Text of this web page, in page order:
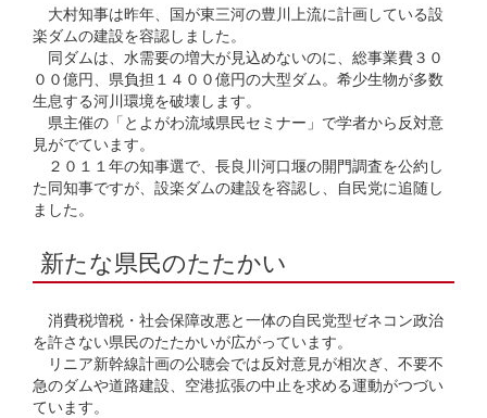
大村知事は昨年、国が東三河の豊川上流に計画している設
楽ダムの建設を容認しました。
同ダムは、水需要の増大が見込めないのに、総事業費３０
００億円、県負担１４００億円の大型ダム。希少生物が多数
生息する河川環境を破壊します。
県主催の「とよがわ流域県民セミナー」で学者から反対意
見がでています。
２０１１年の知事選で、長良川河口堰の開門調査を公約し
た同知事ですが、設楽ダムの建設を容認し、自民党に追随し
ました。
新たな県民のたたかい
消費税増税・社会保障改悪と一体の自民党型ゼネコン政治
を許さない県民のたたかいが広がっています。
リニア新幹線計画の公聴会では反対意見が相次ぎ、不要不
急のダムや道路建設、空港拡張の中止を求める運動がつづい
ています。